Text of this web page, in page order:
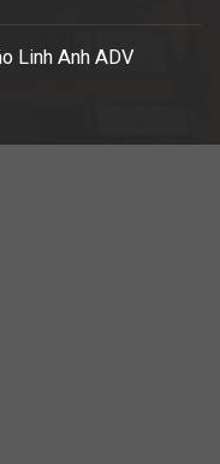
Linh Anh ADV